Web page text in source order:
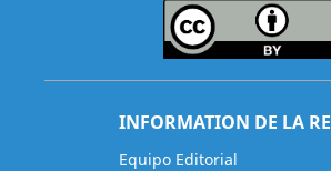
INFORMATION DE LA
Equipo Editorial